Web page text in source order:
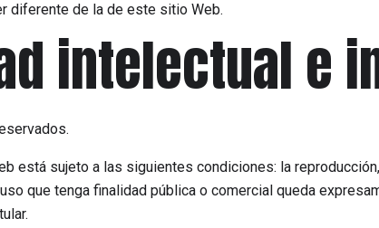
diferente de la de este sitio Web.
intelectual e
está sujeto a las siguientes condiciones: la
que tenga finalidad pública o comercial queda